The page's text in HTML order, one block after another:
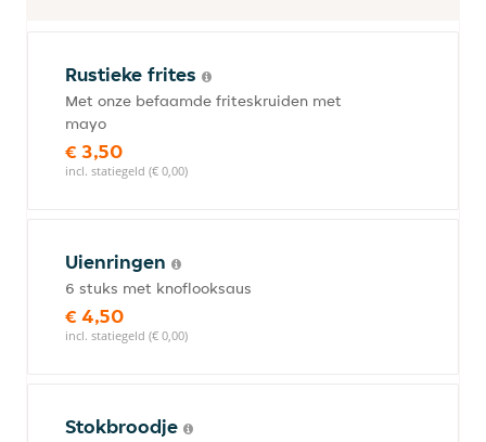
Rustieke frites
Met onze befaamde friteskruiden met
mayo
€ 3,50
incl. statiegeld (€ 0,00)
Uienringen
6 stuks met knoflooksaus
€ 4,50
incl. statiegeld (€ 0,00)
Stokbroodje